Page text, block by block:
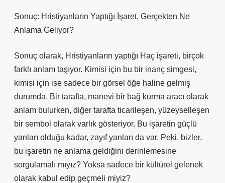
Sonuç: Hristiyanların Yaptığı İşaret, Gerçekten Ne
Anlama Geliyor?
Sonuç olarak, Hristiyanların yaptığı Haç işareti, birçok
farklı anlam taşıyor. Kimisi için bu bir inanç simgesi,
kimisi için ise sadece bir görsel öğe haline gelmiş
durumda. Bir tarafta, manevi bir bağ kurma aracı olarak
anlam bulurken, diğer tarafta ticarileşen, yüzeyselleşen
bir sembol olarak varlık gösteriyor. Bu işaretin güçlü
yanları olduğu kadar, zayıf yanları da var. Peki, bizler,
bu işaretin ne anlama geldiğini derinlemesine
sorgulamalı mıyız? Yoksa sadece bir kültürel gelenek
olarak kabul edip geçmeli miyiz?